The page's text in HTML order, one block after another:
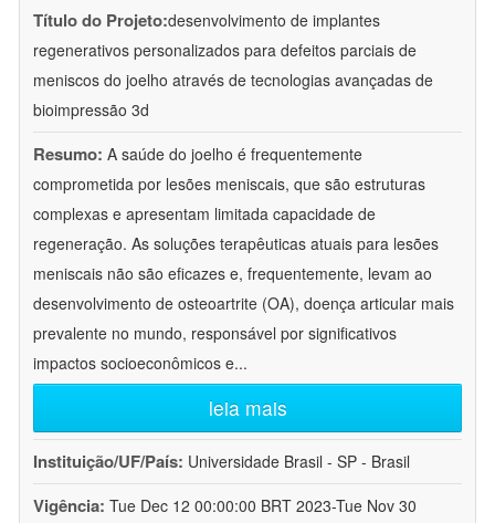
Título do Projeto:desenvolvimento de implantes
regenerativos personalizados para defeitos parciais de
meniscos do joelho através de tecnologias avançadas de
bioimpressão 3d
Resumo: A saúde do joelho é frequentemente
comprometida por lesões meniscais, que são estruturas
complexas e apresentam limitada capacidade de
regeneração. As soluções terapêuticas atuais para lesões
meniscais não são eficazes e, frequentemente, levam ao
desenvolvimento de osteoartrite (OA), doença articular mais
prevalente no mundo, responsável por significativos
impactos socioeconômicos e...
leia mais
Instituição/UF/País: Universidade Brasil - SP - Brasil
Vigência: Tue Dec 12 00:00:00 BRT 2023-Tue Nov 30